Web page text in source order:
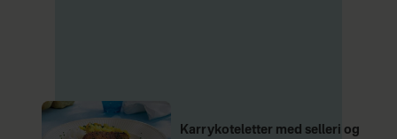
Karrykoteletter med selleri og